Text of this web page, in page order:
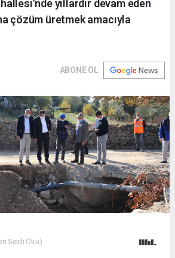
yıllardır devam eden
çözüm üretmek amacıyla
ABONE OL
Sesli Oku)